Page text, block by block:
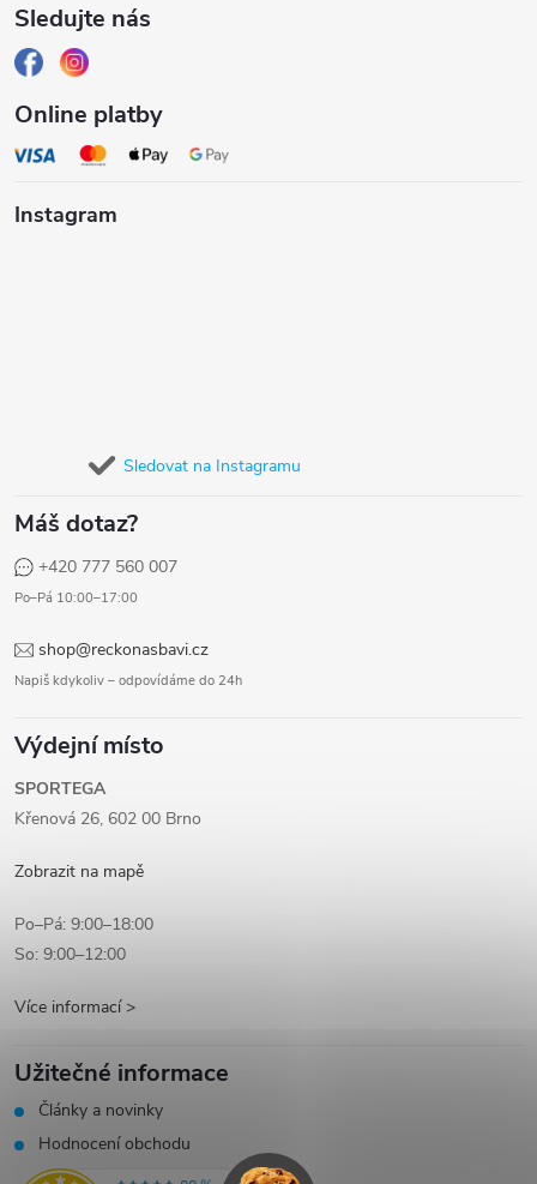
Sledujte nás
Online platby
Instagram
Sledovat na Instagramu
Máš dotaz?
+420 777 560 007
Po–Pá 10:00–17:00
shop@reckonasbavi.cz
Napiš kdykoliv – odpovídáme do 24h
Výdejní místo
SPORTEGA
Křenová 26, 602 00 Brno
Zobrazit na mapě
Po–Pá: 9:00–18:00
So: 9:00–12:00
Více informací >
Užitečné informace
Články a novinky
Hodnocení obchodu